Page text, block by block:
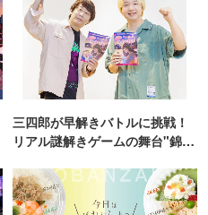
三四郎が早解きバトルに挑戦！
リアル謎解きゲームの舞台"錦糸